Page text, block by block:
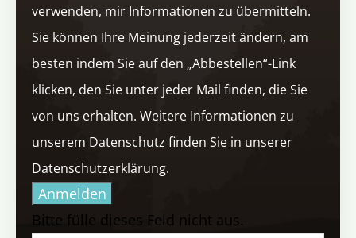
verwenden, mir Informationen zu übermitteln.
Sie können Ihre Meinung jederzeit ändern, am
besten indem Sie auf den „Abbestellen“-Link
klicken, den Sie unter jeder Mail finden, die Sie
von uns erhalten. Weitere Informationen zu
unserem Datenschutz finden Sie in unserer
Datenschutzerklärung.
Anmelden
Bitte fülle dieses Feld nicht aus.